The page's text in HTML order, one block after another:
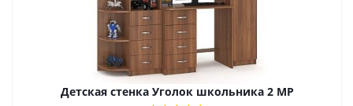
Детская стенка Уголок школьника 2 МР